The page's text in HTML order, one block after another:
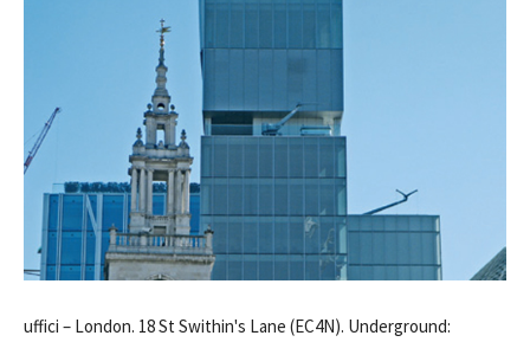
uffici – London. 18 St Swithin's Lane (EC4N). Underground: